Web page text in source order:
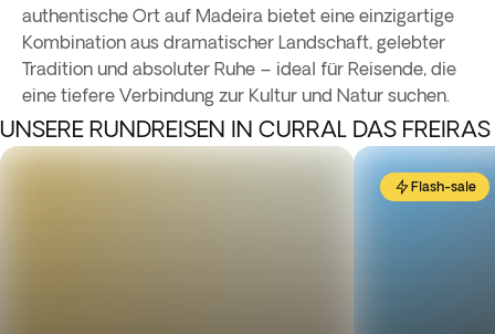
authentische Ort auf Madeira bietet eine einzigartige
Kombination aus dramatischer Landschaft, gelebter
Tradition und absoluter Ruhe – ideal für Reisende, die
eine tiefere Verbindung zur Kultur und Natur suchen.
UNSERE RUNDREISEN IN CURRAL DAS FREIRAS
Flash-sale